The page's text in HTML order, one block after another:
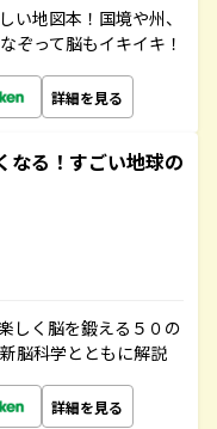
い地図本！国境や州、
ぞって脳もイキイキ！
詳細を見る
なる！すごい地球の
しく脳を鍛える５０の
脳科学とともに解説
詳細を見る